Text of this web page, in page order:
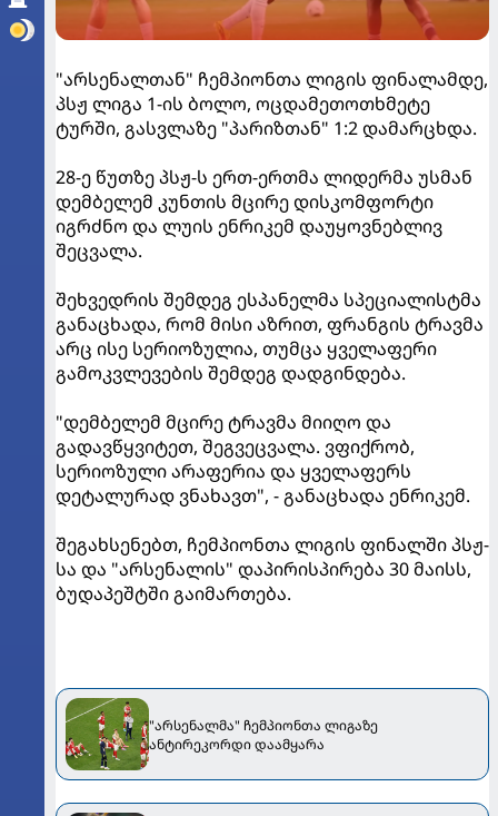
"არსენალთან" ჩემპიონთა ლიგის ფინალამდე,
პსჟ ლიგა 1-ის ბოლო, ოცდამეთოთხმეტე
ტურში, გასვლაზე "პარიზთან" 1:2 დამარცხდა.
28-ე წუთზე პსჟ-ს ერთ-ერთმა ლიდერმა უსმან
დემბელემ კუნთის მცირე დისკომფორტი
იგრძნო და ლუის ენრიკემ დაუყოვნებლივ
შეცვალა.
შეხვედრის შემდეგ ესპანელმა სპეციალისტმა
განაცხადა, რომ მისი აზრით, ფრანგის ტრავმა
არც ისე სერიოზულია, თუმცა ყველაფერი
გამოკვლევების შემდეგ დადგინდება.
"დემბელემ მცირე ტრავმა მიიღო და
გადავწყვიტეთ, შეგვეცვალა. ვფიქრობ,
სერიოზული არაფერია და ყველაფერს
დეტალურად ვნახავთ", - განაცხადა ენრიკემ.
შეგახსენებთ, ჩემპიონთა ლიგის ფინალში პსჟ-
სა და "არსენალის" დაპირისპირება 30 მაისს,
ბუდაპეშტში გაიმართება.
"არსენალმა" ჩემპიონთა ლიგაზე
ანტირეკორდი დაამყარა